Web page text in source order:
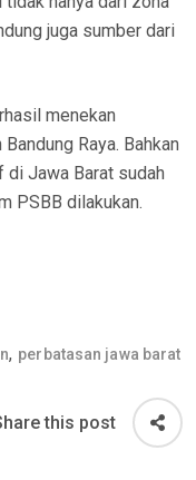
juga sumber dari
menekan
Raya. Bahkan
Jawa Barat sudah
PSBB dilakukan.
, perbatasan jawa barat
this post